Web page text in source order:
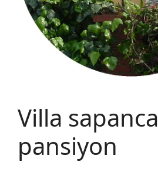
Villa sapanca
pansiyon